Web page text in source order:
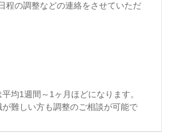
程の調整などの連絡をさせていただ
均1週間～1ヶ月ほどになります。
難しい方も調整のご相談が可能で